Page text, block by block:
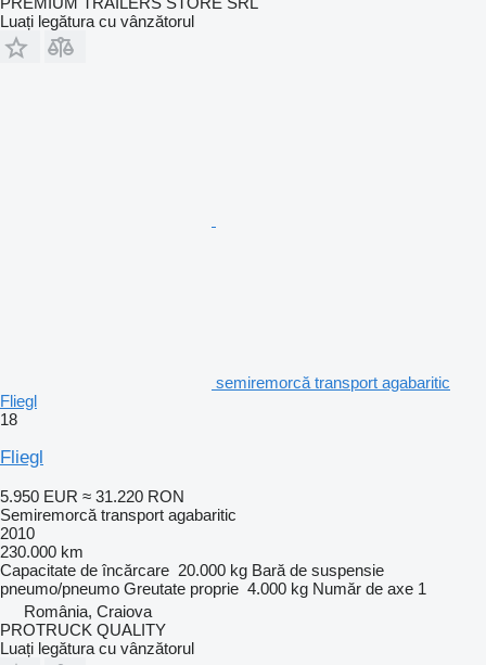
Luați legătura cu vânzătorul
semiremorcă transport agabaritic
Fliegl
18
Fliegl
5.950 EUR ≈ 31.220 RON
Semiremorcă transport agabaritic
2010
230.000 km
Capacitate de încărcare 20.000 kg Bară de suspensie
pneumo/pneumo Greutate proprie 4.000 kg Număr de axe 1
România, Craiova
PROTRUCK QUALITY
Luați legătura cu vânzătorul